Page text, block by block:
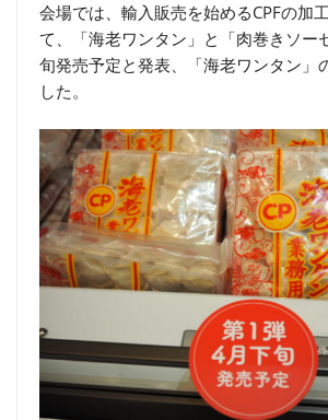
会場では、輸入販売を始めるCPFの加
て、「海老ワンタン」と「肉巻きソー
旬発売予定と発表、「海老ワンタン」
した。